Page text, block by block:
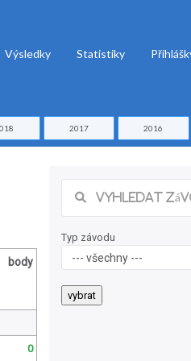
Výsledky Statistiky
2017 2016
body
0
Typ závodu